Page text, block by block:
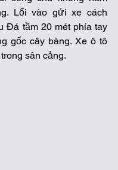
Lối vào gửi xe cách
Đá tầm 20 mét phía tay
gốc cây bàng. Xe ô tô
sân cảng.